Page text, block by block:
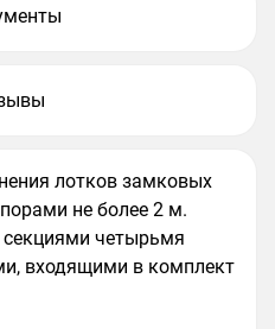
лотков замковых
не более 2 м.
четырьмя
входящими в комплект